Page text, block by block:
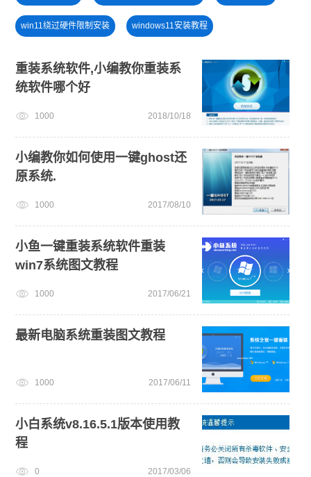
win11绕过硬件限制安装 windows11安装教程
一键重装系统备份win11系统
win11系统重装 U盘PE启动盘制作
戴尔一键重装系统教育版 windows11教程
重装系统软件,小编教你重装系
统软件哪个好
1000 2018/10/18
小编教你如何使用一键ghost还
原系统.
1000 2017/08/10
小鱼一键重装系统软件重装
win7系统图文教程
1000 2017/06/21
最新电脑系统重装图文教程
1000 2017/06/11
小白系统v8.16.5.1版本使用教
程
0 2017/03/06